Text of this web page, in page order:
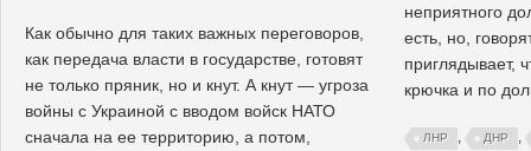
неприятного
есть, но,
приглядывает,
крючка и по
ЛНР , ДНР ,
Как обычно для таких важных переговоров,
как передача власти в государстве, готовят
не только пряник, но и кнут. А кнут — угроза
войны с Украиной с вводом войск НАТО
сначала на ее территорию, а потом,